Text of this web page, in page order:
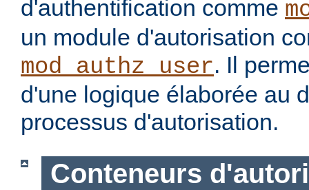
d'authentification comme
un module d'autorisation
mod_authz_user. Il
d'une logique élaborée au
processus d'autorisation.
Conteneurs